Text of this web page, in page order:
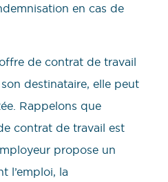
en cas de
de contrat de travail
destinataire, elle peut
Rappelons que
contrat de travail est
propose un
l’emploi, la